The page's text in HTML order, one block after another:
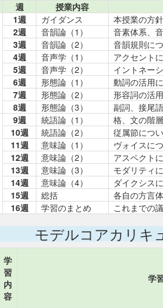
週 授業内容
1週 ガイダンス
本授業の方
2週
音韻論（1）
音素体系、
3週
音韻論（2）
音韻規則に
4週
音声学（1）
アクセント
5週
音声学（2）
イントネー
6週
形態論（1）
動詞の活用
7週
形態論（2）
形容詞の活
8週
形態論（3） 副詞、接尾
9週 統語論（1）
格、文の階
10週
統語論（2）
従属節につ
11週
意味論（1）
ヴォイスに
12週
意味論（2）
アスペクト
13週
意味論（3）
モダリティ
14週
意味論（4）
ダイクシス
15週
総括
各自の方言
16週
学習のまとめ これまでの
モデルコアカリキ
学
習
内
容
学